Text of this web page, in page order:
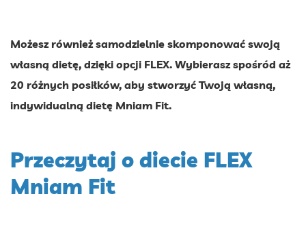
Możesz również samodzielnie skomponować swoją
własną dietę, dzięki opcji FLEX. Wybierasz spośród aż
20 różnych posiłków, aby stworzyć Twoją własną,
indywidualną dietę Mniam Fit.
Przeczytaj o diecie FLEX
Mniam Fit